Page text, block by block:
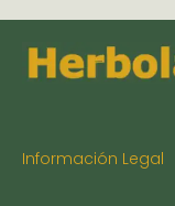
Información Legal